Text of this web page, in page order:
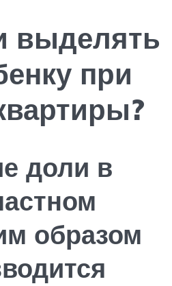
выделять
при
доли в
образом